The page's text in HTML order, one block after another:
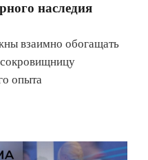
наследия
взаимно обогащать
опыта